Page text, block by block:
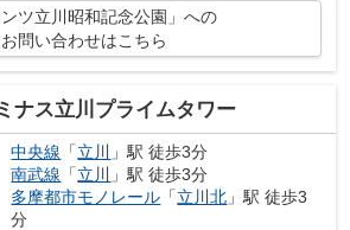
ンツ立川昭和記念公園」への
お問い合わせはこちら
ナス立川プライムタワー
中央線 「立川
」駅 徒歩3分
南武線 「立川
」駅 徒歩3分
多摩都市モノレール 「立川北 」駅 徒歩3
分